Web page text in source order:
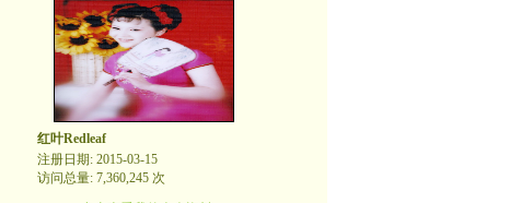
红叶Redleaf
注册日期: 2015-03-15
访问总量: 7,360,245 次